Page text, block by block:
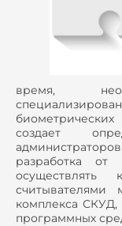
время,
создает
разработка
осуществлять
комплекса СКУД,
программных